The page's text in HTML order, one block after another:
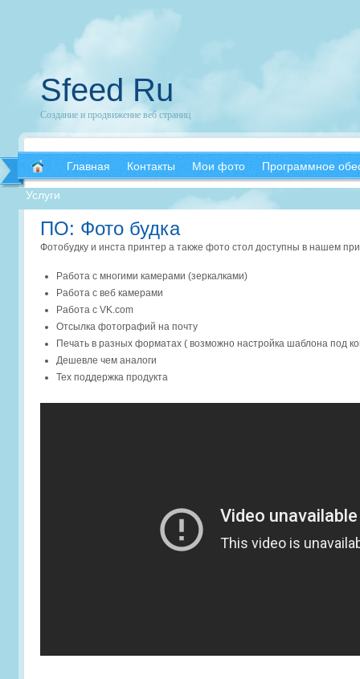
Sfeed Ru
Создание и продвижение веб страниц
Главная Контакты Мои фото Программное
Услуги
ПО: Фото будка
Фотобудку и инста принтер а также фото стол доступны в нашем
Работа с многими камерами (зеркалками)
Работа с веб камерами
Работа с VK.com
Отсылка фотографий на почту
Печать в разных форматах ( возможно настройка шаблона под
Дешевле чем аналоги
Тех поддержка продукта